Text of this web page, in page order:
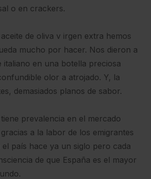
o en crackers.
de oliva v irgen extra hemos
mucho por hacer. Nos dieron a
italiano en una botella preciosa
olor a atrojado. Y, la
demasiados planos de sabor.
prevalencia en el mercado
a la labor de los emigrantes
país hace ya un siglo pero cada
de que España es el mayor